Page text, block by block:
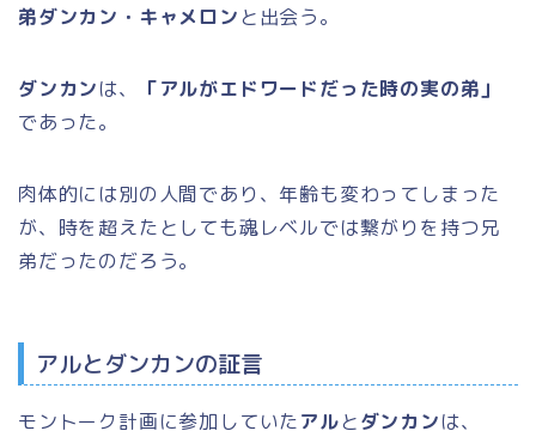
弟ダンカン・キャメロンと出会う。
ダンカンは、
「アルがエドワードだった時の実の弟」
であった。
肉体的には別の人間であり、年齢も変わってしまった
が、時を超えたとしても魂レベルでは繋がりを持つ兄
弟だったのだろう。
アルとダンカンの証言
モントーク計画に参加していたアルとダンカンは、